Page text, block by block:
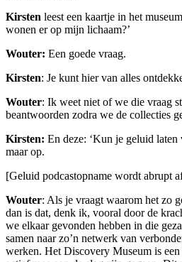
Kirsten leest een kaartje in het
wonen er op mijn lichaam?’
Wouter: Een goede vraag.
Kirsten: Je kunt hier van alles
Wouter: Ik weet niet of we die vraag
beantwoorden zodra we de collecties
Kirsten: En deze: ‘Kun je geluid laten
maar op.
[Geluid podcastopname wordt abrupt
Wouter: Als je vraagt waarom het zo
dan is dat, denk ik, vooral door de
we elkaar gevonden hebben in die
samen naar zo’n netwerk van
werken. Het Discovery Museum is een